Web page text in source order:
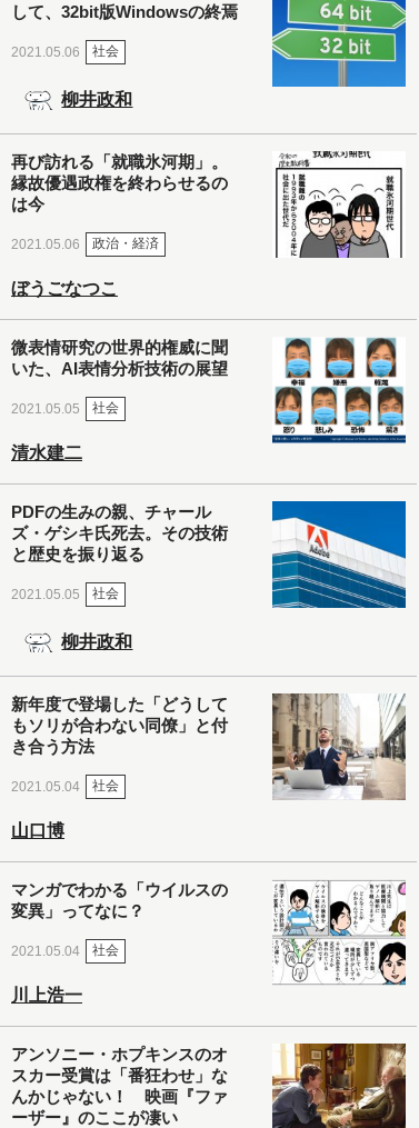
して、32bit版Windowsの終焉
2021.05.06 社会
柳井政和
再び訪れる「就職氷河期」。
縁故優遇政権を終わらせるの
は今
2021.05.06 政治・経済
ぼうごなつこ
微表情研究の世界的権威に聞
いた、AI表情分析技術の展望
2021.05.05 社会
清水建二
PDFの生みの親、チャール
ズ・ゲシキ氏死去。その技術
と歴史を振り返る
2021.05.05 社会
柳井政和
新年度で登場した「どうして
もソリが合わない同僚」と付
き合う方法
2021.05.04 社会
山口博
マンガでわかる「ウイルスの
変異」ってなに？
2021.05.04 社会
川上浩一
アンソニー・ホプキンスのオ
スカー受賞は「番狂わせ」な
んかじゃない！ 映画『ファ
ーザー』のここが凄い